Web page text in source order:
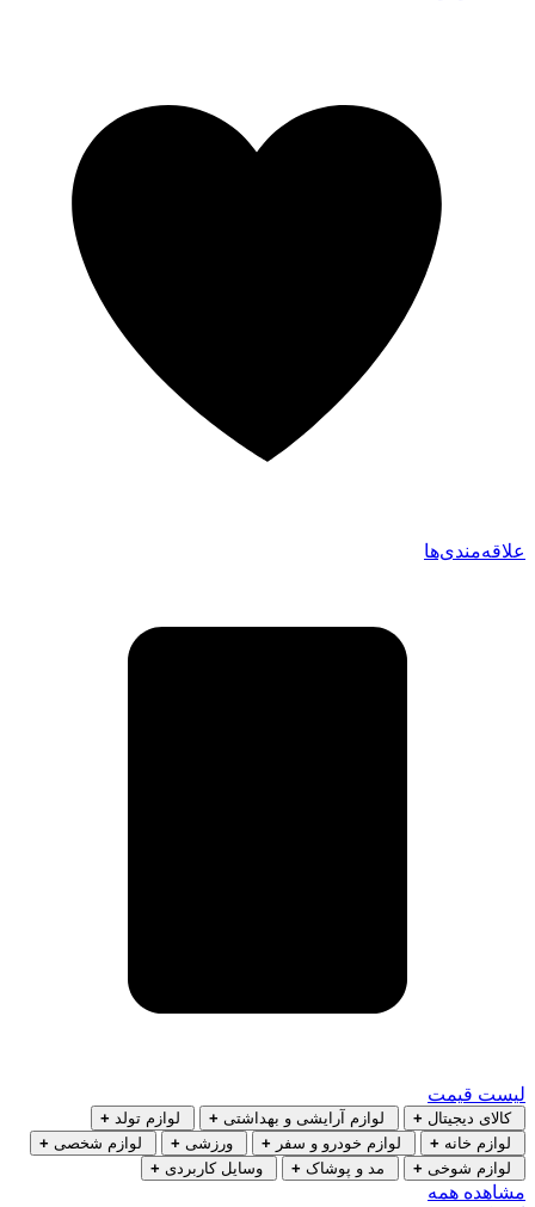
علاقه‌مندی‌ها
لیست قیمت
کالای دیجیتال + لوازم آرایشی و بهداشتی + لوازم تولد +
لوازم خانه + لوازم خودرو و سفر + ورزشی + لوازم شخصی +
لوازم شوخی + مد و پوشاک + وسایل کاربردی +
مشاهده همه